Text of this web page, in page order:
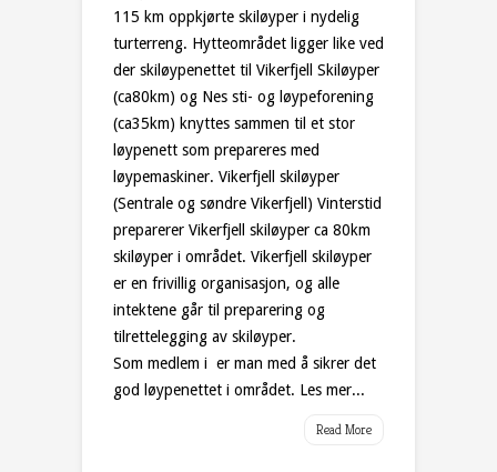
115 km oppkjørte skiløyper i nydelig
turterreng. Hytteområdet ligger like ved
der skiløypenettet til Vikerfjell Skiløyper
(ca80km) og Nes sti- og løypeforening
(ca35km) knyttes sammen til et stor
løypenett som prepareres med
løypemaskiner. Vikerfjell skiløyper
(Sentrale og søndre Vikerfjell) Vinterstid
preparerer Vikerfjell skiløyper ca 80km
skiløyper i området. Vikerfjell skiløyper
er en frivillig organisasjon, og alle
intektene går til preparering og
tilrettelegging av skiløyper.
Som medlem i er man med å sikrer det
god løypenettet i området. Les mer...
Read More